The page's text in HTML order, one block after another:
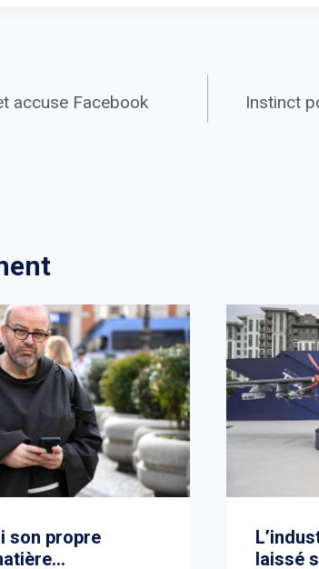
accuse Facebook
Instinct
son propre
laissé